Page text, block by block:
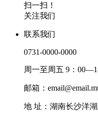
扫一扫！
关注我们
联系我们
0731-0000-0000
周一至周五 9：
邮箱：
地 址：湖南长沙洋